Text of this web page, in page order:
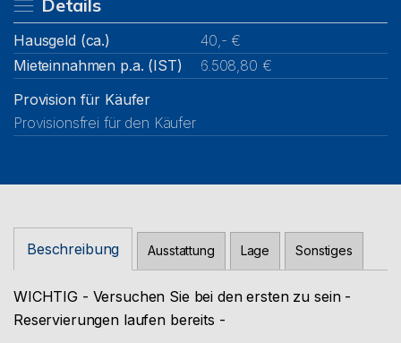
Details
Hausgeld (ca.)
40,- €
Mieteinnahmen p.a. (IST)
6.508,80 €
Provision für Käufer
Provisionsfrei für den Käufer
Beschreibung Ausstattung Lage Sonstiges
WICHTIG - Versuchen Sie bei den ersten zu sein -
Reservierungen laufen bereits -